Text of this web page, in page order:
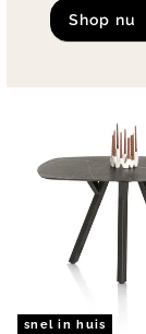
snel in huis
shop nu